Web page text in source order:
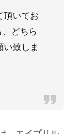
頂いてお
どちら
致しま